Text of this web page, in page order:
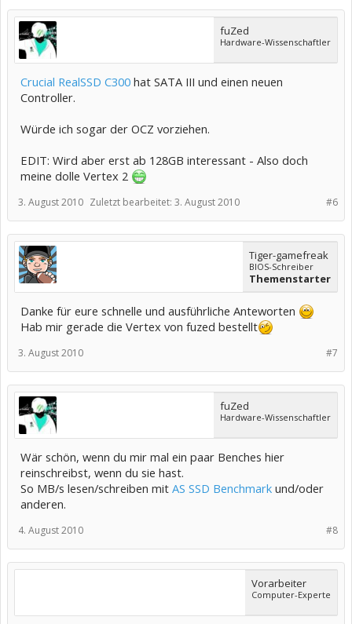
fuZed
Hardware-Wissenschaftler
Crucial RealSSD C300 hat SATA III und einen neuen
Controller.
Würde ich sogar der OCZ vorziehen.
EDIT: Wird aber erst ab 128GB interessant - Also doch
meine dolle Vertex 2
#6
3. August 2010 Zuletzt bearbeitet: 3. August 2010
Tiger-gamefreak
BIOS-Schreiber
Themenstarter
Danke für eure schnelle und ausführliche Anteworten
Hab mir gerade die Vertex von fuzed bestellt
#7
3. August 2010
fuZed
Hardware-Wissenschaftler
Wär schön, wenn du mir mal ein paar Benches hier
reinschreibst, wenn du sie hast.
So MB/s lesen/schreiben mit AS SSD Benchmark und/oder
anderen.
#8
4. August 2010
Vorarbeiter
Computer-Experte